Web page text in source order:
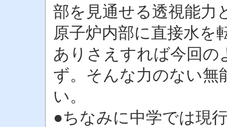
部を見通せる透視能力
原子炉内部に直接水を
ありさえすれば今回の
ず。そんな力のない無
い。
●ちなみに中学では現